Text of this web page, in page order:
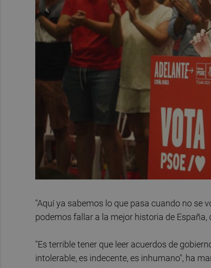
"Aquí ya sabemos lo que pasa cuando no se
podemos fallar a la mejor historia de España,
"Es terrible tener que leer acuerdos de
intolerable, es indecente, es inhumano", ha